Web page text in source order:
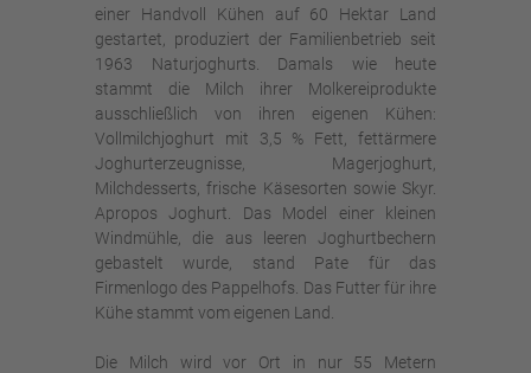
einer Handvoll Kühen auf 60 Hektar Land
gestartet, produziert der Familienbetrieb seit
1963 Naturjoghurts. Damals wie heute
stammt die Milch ihrer Molkereiprodukte
ausschließlich von ihren eigenen Kühen:
Vollmilchjoghurt mit 3,5 % Fett, fettärmere
Joghurterzeugnisse, Magerjoghurt,
Milchdesserts, frische Käsesorten sowie Skyr.
Apropos Joghurt. Das Model einer kleinen
Windmühle, die aus leeren Joghurtbechern
gebastelt wurde, stand Pate für das
Firmenlogo des Pappelhofs. Das Futter für ihre
Kühe stammt vom eigenen Land.
Die Milch wird vor Ort in nur 55 Metern